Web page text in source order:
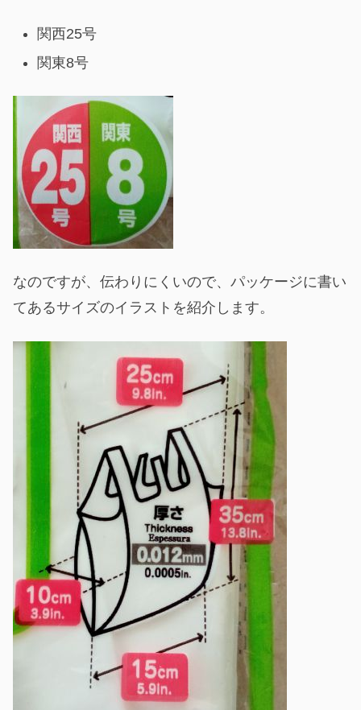
関西25号
関東8号
なのですが、伝わりにくいので、パッケージに書い
てあるサイズのイラストを紹介します。